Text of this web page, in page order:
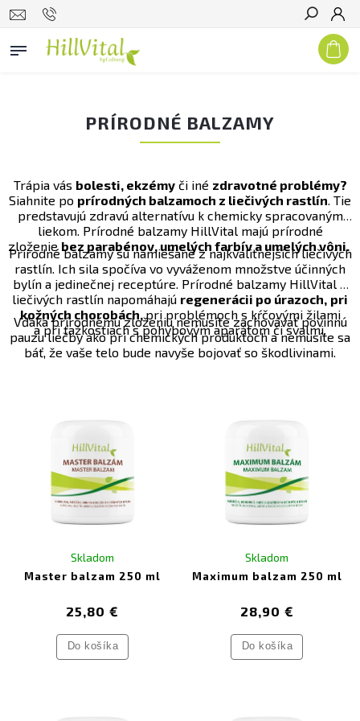
Hľadať
PRÍRODNÉ BALZAMY
Trápia vás bolesti, ekzémyči iné zdravotné problémy?
Siahnite po prírodných balzamoch z liečivých rastlín. Tie
predstavujú zdravú alternatívu k chemicky spracovaným
liekom. Prírodné balzamy HillVital majú prírodné
zloženie bez parabénov,umelých farbív a umelých vôni.
Prírodné balzamy sú namiešané z najkvalitnejších liečivých
rastlín. Ich sila spočíva vo vyváženom množstve účinných
bylín a jedinečnej receptúre. Prírodné balzamy HillVital z
liečivých rastlín napomáhajú regenerácii po úrazoch, pri
kožných chorobách,pri problémoch s kŕčovými žilami
apri ťažkostiach s pohybovým aparátom či svalmi.
Vďaka prírodnému zloženiu nemusíte zachovávať povinnú
pauzu liečby ako pri chemických produktoch a nemusíte sa
báť, že vaše telo bude navyše bojovať so škodlivinami.
Master balzam 250 ml
Skladom
25,80 €
Do košíka
Maximum balzam 250 ml
Skladom
28,90 €
Do košíka